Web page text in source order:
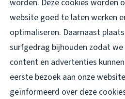
worden. Deze cookies worden
website goed te laten werken
optimaliseren. Daarnaast
surfgedrag bijhouden zodat
content en advertenties
eerste bezoek aan onze
geïnformeerd over deze